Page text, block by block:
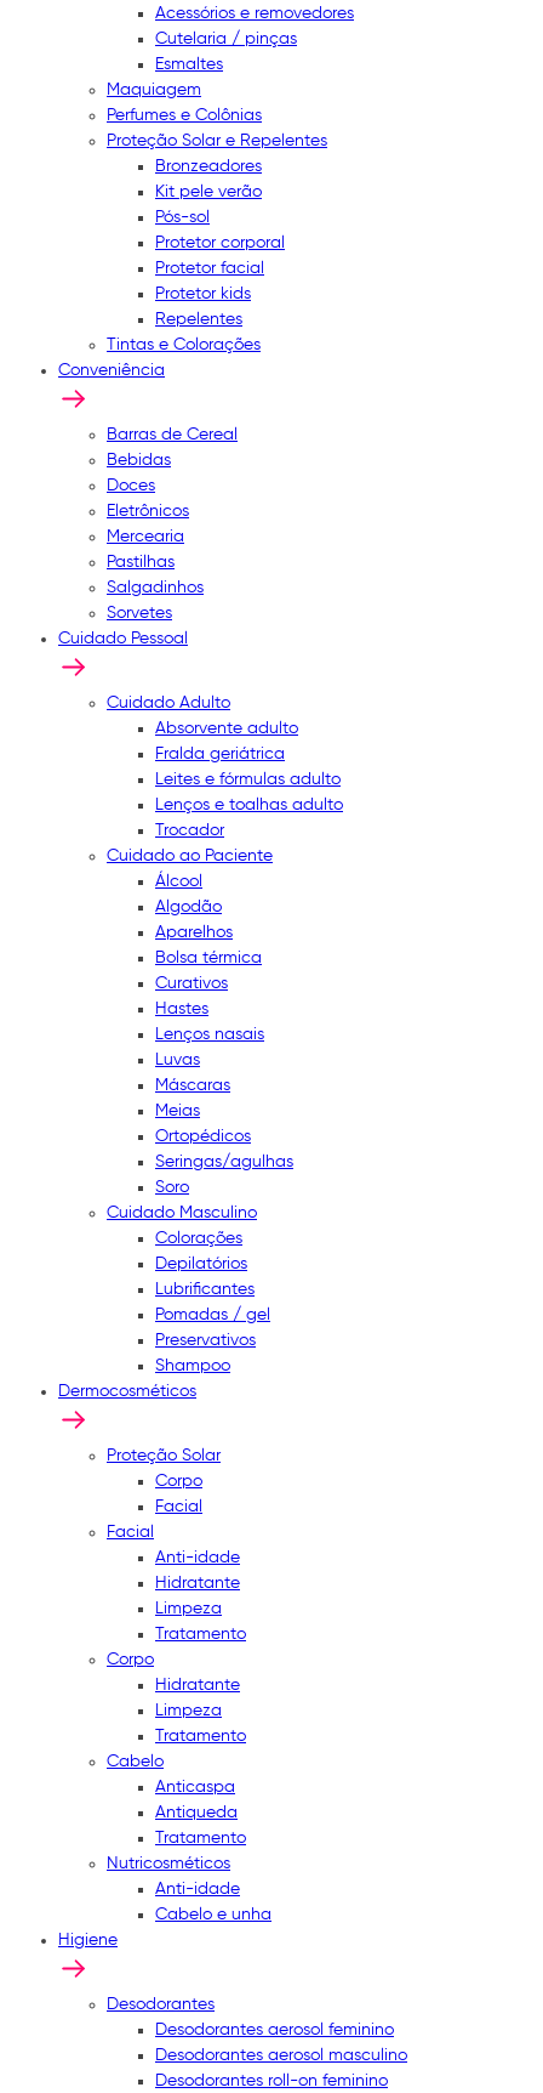
Acessórios e removedores
Cutelaria / pinças
Esmaltes
Maquiagem
Perfumes e Colônias
Proteção Solar e Repelentes
Bronzeadores
Kit pele verão
Pós-sol
Protetor corporal
Protetor facial
Protetor kids
Repelentes
Tintas e Colorações
Conveniência
Barras de Cereal
Bebidas
Doces
Eletrônicos
Mercearia
Pastilhas
Salgadinhos
Sorvetes
Cuidado Pessoal
Cuidado Adulto
Absorvente adulto
Fralda geriátrica
Leites e fórmulas adulto
Lenços e toalhas adulto
Trocador
Cuidado ao Paciente
Álcool
Algodão
Aparelhos
Bolsa térmica
Curativos
Hastes
Lenços nasais
Luvas
Máscaras
Meias
Ortopédicos
Seringas/agulhas
Soro
Cuidado Masculino
Colorações
Depilatórios
Lubrificantes
Pomadas / gel
Preservativos
Shampoo
Dermocosméticos
Proteção Solar
Corpo
Facial
Facial
Anti-idade
Hidratante
Limpeza
Tratamento
Corpo
Hidratante
Limpeza
Tratamento
Cabelo
Anticaspa
Antiqueda
Tratamento
Nutricosméticos
Anti-idade
Cabelo e unha
Higiene
Desodorantes
Desodorantes aerosol feminino
Desodorantes aerosol masculino
Desodorantes roll-on feminino